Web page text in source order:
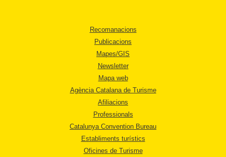
Recomanacions
Publicacions
Mapes/GIS
Newsletter
Mapa web
Agència Catalana de Turisme
Afiliacions
Professionals
Catalunya Convention Bureau
Establiments turístics
Oficines de Turisme